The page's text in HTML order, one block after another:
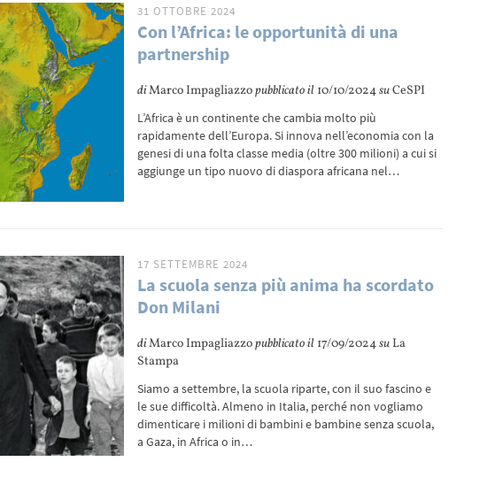
31 OTTOBRE 2024
Con l’Africa: le opportunità di una
partnership
diMarco Impagliazzopubblicato il 10/10/2024suCeSPI
L’Africa è un continente che cambia molto più
rapidamente dell’Europa. Si innova nell’economia con la
genesi di una folta classe media (oltre 300 milioni) a cui si
aggiunge un tipo nuovo di diaspora africana nel…
17 SETTEMBRE 2024
La scuola senza più anima ha scordato
Don Milani
diMarco Impagliazzopubblicato il 17/09/2024su La
Stampa
Siamo a settembre, la scuola riparte, con il suo fascino e
le sue difficoltà. Almeno in Italia, perché non vogliamo
dimenticare i milioni di bambini e bambine senza scuola,
a Gaza, in Africa o in…